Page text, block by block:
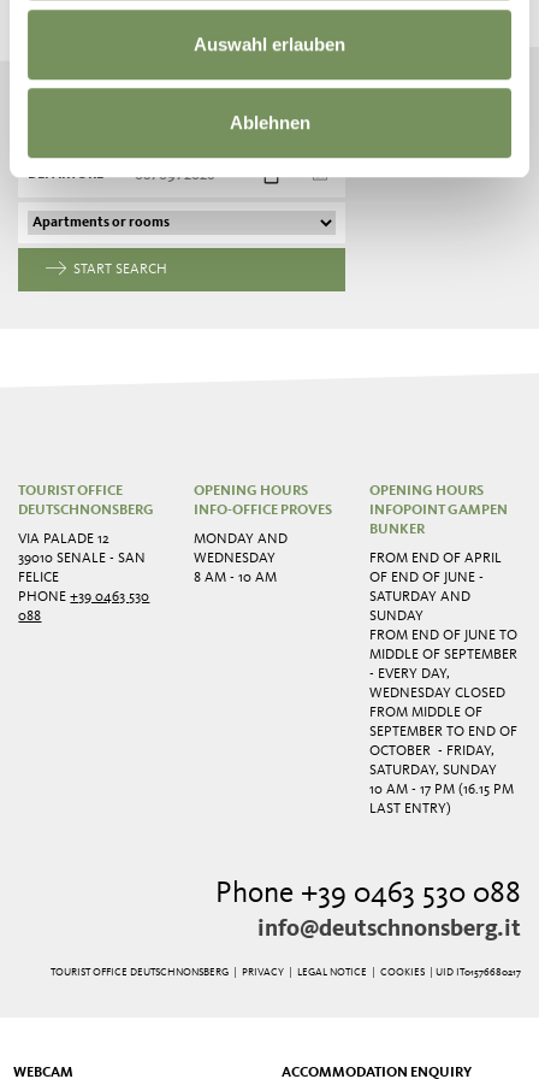
Auswahl erlauben
Ablehnen
DEPARTURE
START SEARCH
TOURIST OFFICE
DEUTSCHNONSBERG
VIA PALADE 12
39010 SENALE - SAN
FELICE
PHONE+39 0463 530
088
OPENING HOURS
INFO-OFFICE PROVES
MONDAY AND
WEDNESDAY
8 AM - 10 AM
OPENING HOURS
INFOPOINT GAMPEN
BUNKER
FROM END OF APRIL
OF END OF JUNE -
SATURDAY AND
SUNDAY
FROM END OF JUNE TO
MIDDLE OF SEPTEMBER
- EVERY DAY,
WEDNESDAY CLOSED
FROM MIDDLE OF
SEPTEMBER TO END OF
OCTOBER - FRIDAY,
SATURDAY, SUNDAY
10 AM - 17 PM (16.15 PM
LAST ENTRY)
Phone +39 0463 530 088
info@deutschnonsberg.it
TOURIST OFFICE DEUTSCHNONSBERG | PRIVACY| LEGAL NOTICE COOKIES | UID IT01576680217
WEBCAM ACCOMMODATION ENQUIRY